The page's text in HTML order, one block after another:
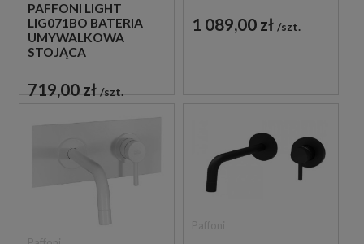
PAFFONI LIGHT
LIG071BO BATERIA
UMYWALKOWA
STOJĄCA
BIAŁA
719,00 zł szt.
BIAŁA
1 089,00 zł szt.